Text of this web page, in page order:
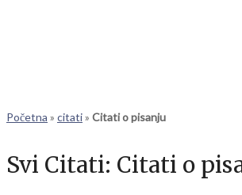
Početna » citati» Citati o pisanju
Svi Citati: Citati o